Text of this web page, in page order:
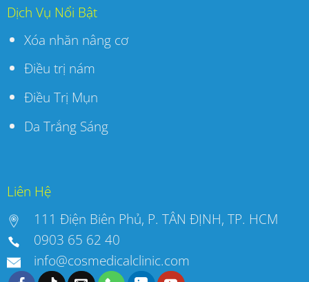
Dịch Vụ Nổi Bật
Xóa nhăn nâng cơ
Điều trị nám
Điều Trị Mụn
Da Trắng Sáng
Liên Hệ
111 Điện Biên Phủ, P. TÂN ĐỊNH, TP. HCM
0903 65 62 40
info@cosmedicalclinic.com